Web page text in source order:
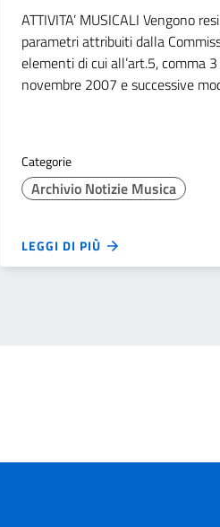
ATTIVITA’ MUSICALI Vengono
parametri attribuiti dalla
elementi di cui all’art.5, comma
novembre 2007 e successive
Categorie
Archivio Notizie Musica
LEGGI DI PIÙ